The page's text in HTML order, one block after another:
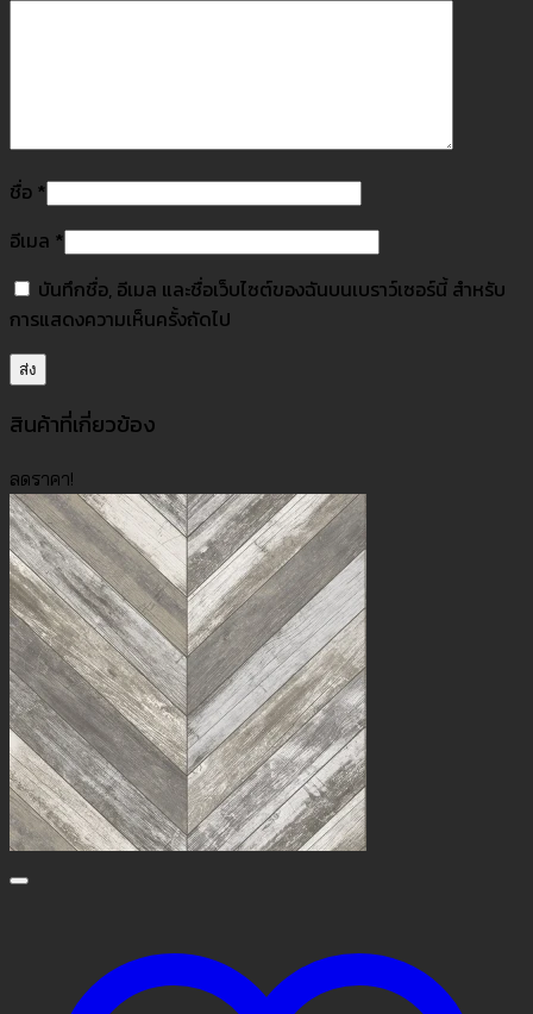
ชื่อ *
อีเมล *
บันทึกชื่อ, อีเมล และชื่อเว็บไซต์ของฉันบนเบราว์เซอร์นี้ สำหรับ
การแสดงความเห็นครั้งถัดไป
สินค้าที่เกี่ยวข้อง
ลดราคา!